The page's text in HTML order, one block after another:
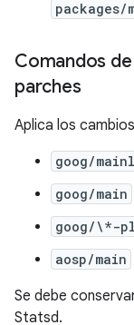
Comandos
parches
Aplica los
goog/
goog/main
goog/\*-
aosp/main
Se debe
Statsd.